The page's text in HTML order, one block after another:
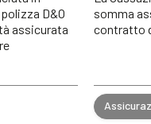
D&O
assicurata
somma
contratto